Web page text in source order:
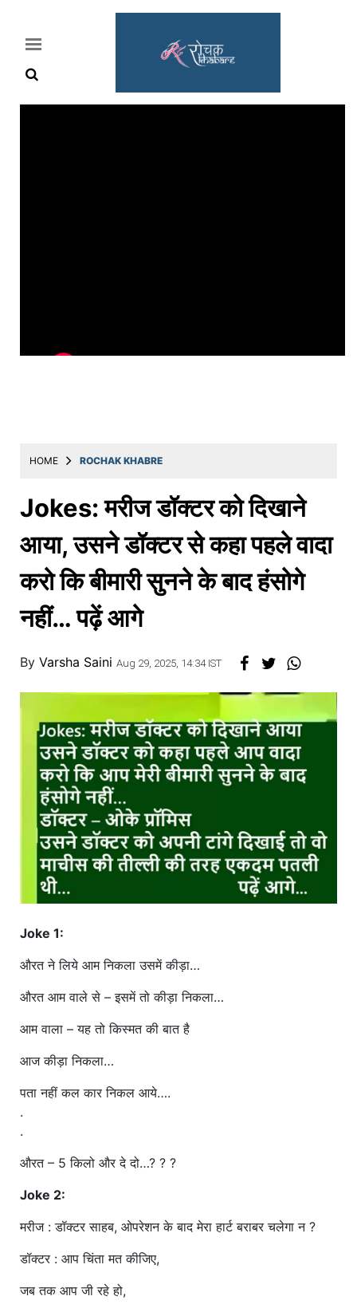
मराठी
मनोरंजन
स्पोर्ट्स
बिझनेस
लाईफस्टाईल
खाना
HOME ROCHAK KHABRE
Jokes: मरीज डॉक्टर को दिखाने
आया, उसने डॉक्टर से कहा पहले वादा
करो कि बीमारी सुनने के बाद हंसोगे
नहीं… पढ़ें आगे
By Varsha Saini Aug 29, 2025, 14:34 IST
Joke 1:
औरत ने लिये आम निकला उसमें कीड़ा…
औरत आम वाले से – इसमें तो कीड़ा निकला…
आम वाला – यह तो किस्मत की बात है
आज कीड़ा निकला…
पता नहीं कल कार निकल आये….
.
.
औरत – 5 किलो और दे दो…? ? ?
Joke 2:
मरीज : डॉक्टर साहब, ओपरेशन के बाद मेरा हार्ट बराबर चलेगा न ?
डॉक्टर : आप चिंता मत कीजिए,
जब तक आप जी रहे हो,